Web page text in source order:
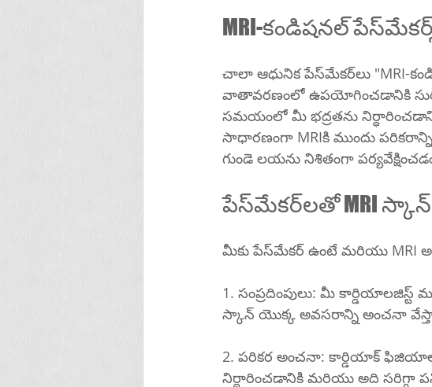
MRI-కండిషనల్
చాలా ఆధునిక పేస్‌మేకర్‌లు "MRI-కండిషనల్"గా రూపొందించబడ్డాయి, అంటే అవి కొన్ని పరిస్థితులలో MRI
వాతావరణంలో ఉపయోగించడానికి సురక్షితంగా
సమయంలో మీ భద్రతను నిర్ధారించడానికి
సాధారణంగా MRIకి ముందు పరికరాన్ని ప్రత్యేక మోడ్‌లోకి ప్రోగ్రామ్ చేయడం
గుండె లయను నిశితంగా
మీకు పేస్‌మేకర్ ఉంటే మరియు
1. సంప్రదింపులు: మీ
స్కాన్ యొక్క అవసరాన్ని అంచనా
2. పరికర అంచనా: కార్డియాక్ ఫిజియాలజిస్ట్ లేదా పేస్‌మేకర్
నిర్ధారించడానికి మరియు అది సరిగ్గా